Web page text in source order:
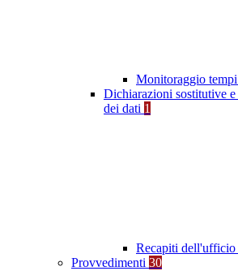
Monitoraggio
Dichiarazioni sostitutive
dei dati 1
Recapiti dell'ufficio
Provvedimenti 30